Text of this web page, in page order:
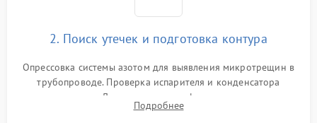
2. Поиск утечек и подготовка контура
Опрессовка системы азотом для выявления микротрещин в
трубопроводе. Проверка испарителя и конденсатора
течеискателем. Демонтаж старого фильтра-осушителя и
продувка капиллярной трубки для устранения засоров.
Подробнее